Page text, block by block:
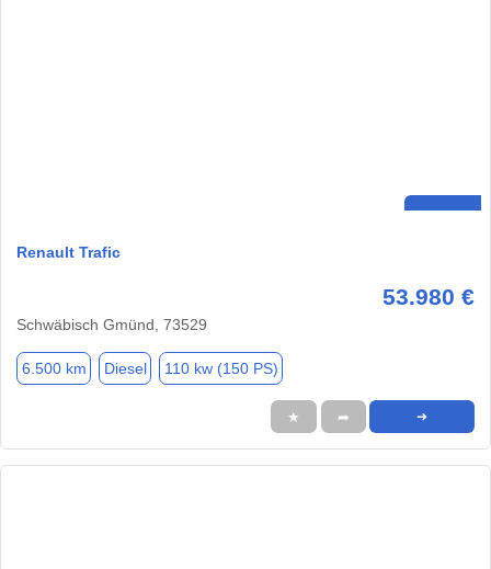
Renault Trafic
53.980 €
Schwäbisch Gmünd, 73529
6.500 km Diesel 110 kw (150 PS)
★ ➦ ➜